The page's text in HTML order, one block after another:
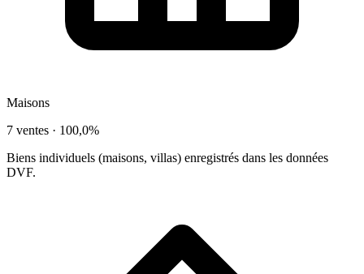
Maisons
7 ventes · 100,0%
Biens individuels (maisons, villas) enregistrés dans les données
DVF.